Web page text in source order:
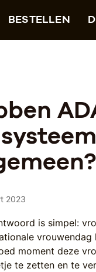
BESTELLEN
2023
is simpel:
vrouwendag
moment deze
te zetten en te